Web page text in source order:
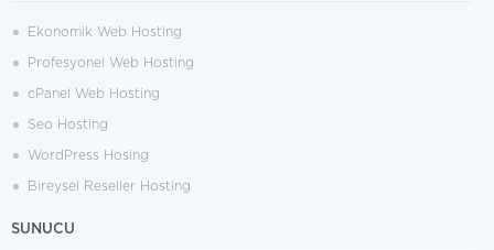
Ekonomik Web Hosting
Profesyonel Web Hosting
cPanel Web Hosting
Seo Hosting
WordPress Hosing
Bireysel Reseller Hosting
SUNUCU